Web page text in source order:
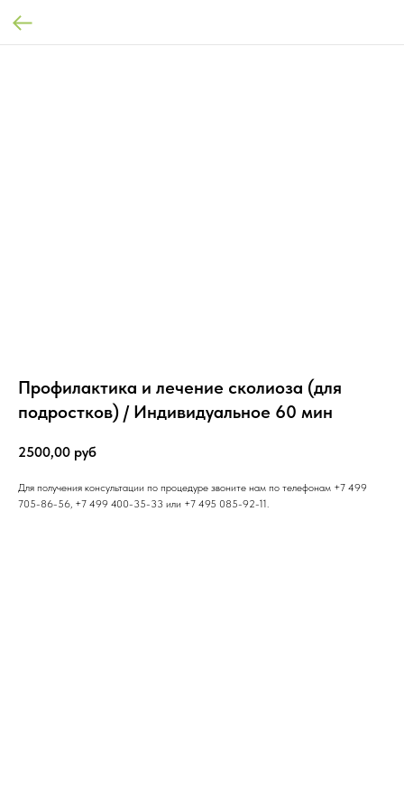
Профилактика и лечение сколиоза (для
подростков) / Индивидуальное 60 мин
2500,00 руб
Для получения консультации по процедуре звоните нам по телефонам +7 499
705-86-56, +7 499 400-35-33 или +7 495 085-92-11.